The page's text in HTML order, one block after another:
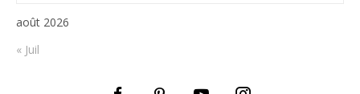
août 2026
« Juil